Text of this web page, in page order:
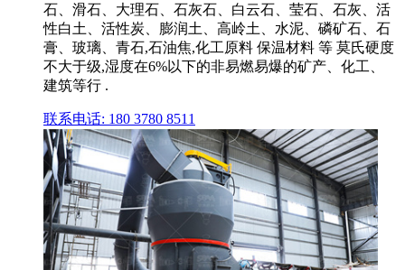
石、滑石、大理石、石灰石、白云石、莹石、石灰、活
性白土、活性炭、膨润土、高岭土、水泥、磷矿石、石
膏、玻璃、青石,石油焦,化工原料 保温材料 等 莫氏硬度
不大于级,湿度在6%以下的非易燃易爆的矿产、化工、
建筑等行 .
联系电话: 180 3780 8511